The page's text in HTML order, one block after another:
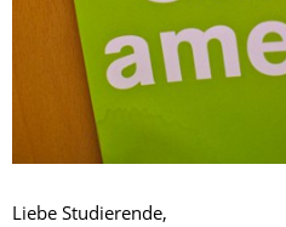
Liebe Studierende,